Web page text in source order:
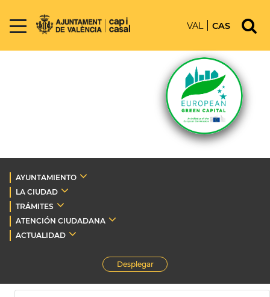
VAL CAS
AYUNTAMIENTO
LA CIUDAD
TRÁMITES
ATENCIÓN CIUDADANA
ACTUALIDAD
Desplegar